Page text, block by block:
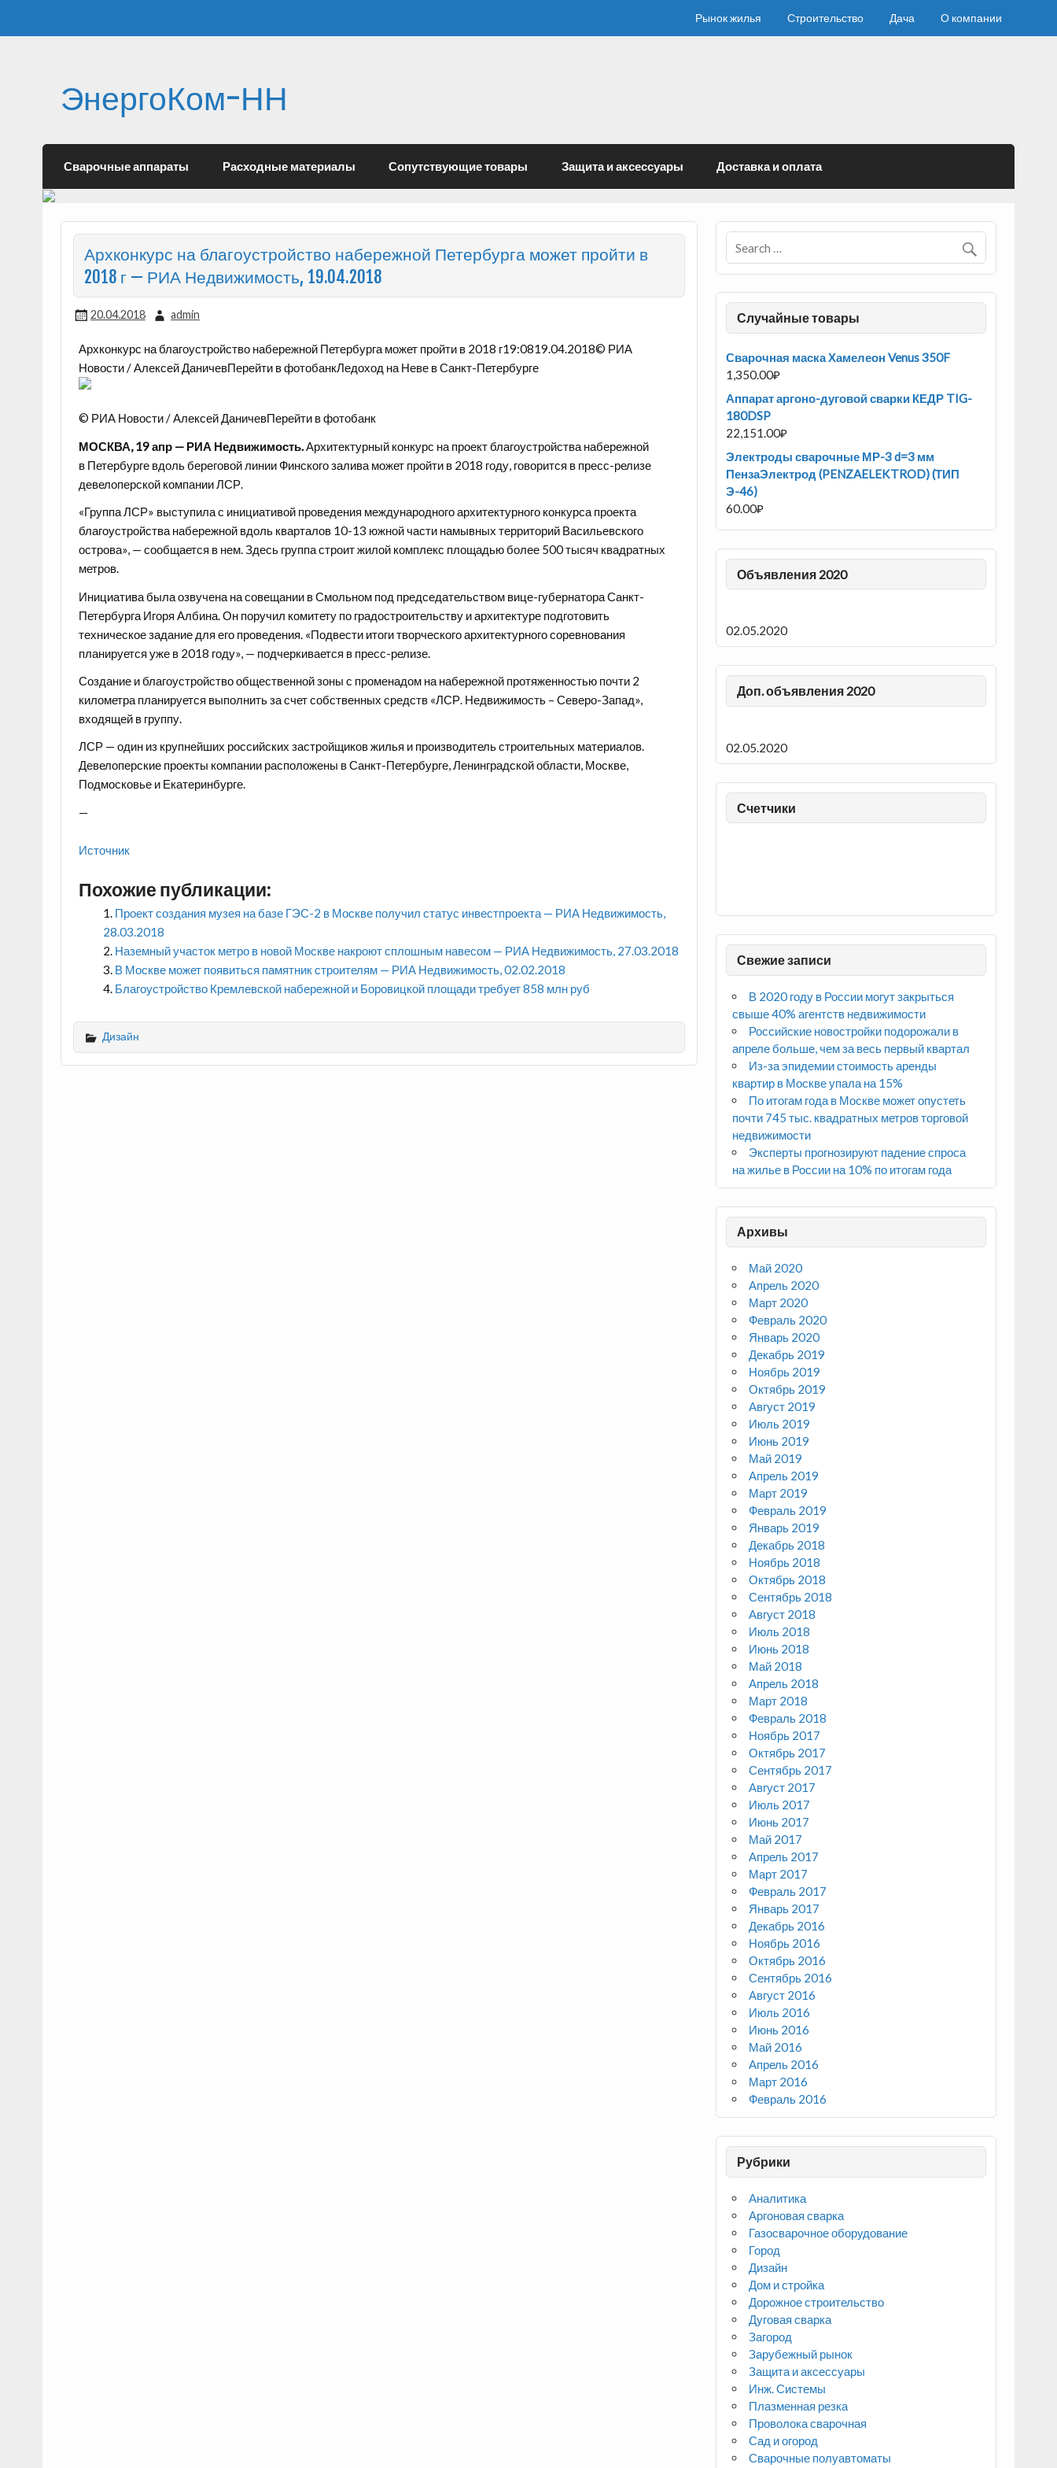
Рынок жилья Строительство Дача О компании
ЭнергоКом-НН
Сварочные аппараты Расходные материалы Сопутствующие товары Защита и аксессуары Доставка и оплата
Архконкурс на благоустройство набережной Петербурга может пройти в
2018 г — РИА Недвижимость, 19.04.2018
20.04.2018 admin
Архконкурс на благоустройство набережной Петербурга может пройти в 2018 г19:0819.04.2018© РИА
Новости / Алексей ДаничевПерейти в фотобанкЛедоход на Неве в Санкт-Петербурге
© РИА Новости / Алексей ДаничевПерейти в фотобанк
МОСКВА, 19 апр — РИА Недвижимость.Архитектурный конкурс на проект благоустройства набережной
в Петербурге вдоль береговой линии Финского залива может пройти в 2018 году, говорится в пресс-релизе
девелоперской компании ЛСР.
«Группа ЛСР» выступила с инициативой проведения международного архитектурного конкурса проекта
благоустройства набережной вдоль кварталов 10-13 южной части намывных территорий Васильевского
острова», — сообщается в нем. Здесь группа строит жилой комплекс площадью более 500 тысяч квадратных
метров.
Инициатива была озвучена на совещании в Смольном под председательством вице-губернатора Санкт-
Петербурга Игоря Албина. Он поручил комитету по градостроительству и архитектуре подготовить
техническое задание для его проведения. «Подвести итоги творческого архитектурного соревнования
планируется уже в 2018 году», — подчеркивается в пресс-релизе.
Создание и благоустройство общественной зоны с променадом на набережной протяженностью почти 2
километра планируется выполнить за счет собственных средств «ЛСР. Недвижимость – Северо-Запад»,
входящей в группу.
ЛСР — один из крупнейших российских застройщиков жилья и производитель строительных материалов.
Девелоперские проекты компании расположены в Санкт-Петербурге, Ленинградской области, Москве,
Подмосковье и Екатеринбурге.
—
Источник
Похожие публикации:
Проект создания музея на базе ГЭС-2 в Москве получил статус инвестпроекта — РИА Недвижимость,
28.03.2018
Наземный участок метро в новой Москве накроют сплошным навесом — РИА Недвижимость, 27.03.2018
В Москве может появиться памятник строителям — РИА Недвижимость, 02.02.2018
Благоустройство Кремлевской набережной и Боровицкой площади требует 858 млн руб
Дизайн
Случайные товары
Сварочная маска Хамелеон Venus 350F
1,350.00₽
Аппарат аргоно-дуговой сварки КЕДР TIG-
180DSP
22,151.00₽
Электроды сварочные МР-3 d=3 мм
ПензаЭлектрод (PENZAELEKTROD) (ТИП
Э-46)
60.00₽
Объявления 2020
02.05.2020
Доп. объявления 2020
02.05.2020
Счетчики
Свежие записи
В 2020 году в России могут закрыться
свыше 40% агентств недвижимости
Российские новостройки подорожали в
апреле больше, чем за весь первый квартал
Из-за эпидемии стоимость аренды
квартир в Москве упала на 15%
По итогам года в Москве может опустеть
почти 745 тыс. квадратных метров торговой
недвижимости
Эксперты прогнозируют падение спроса
на жилье в России на 10% по итогам года
Архивы
Май 2020
Апрель 2020
Март 2020
Февраль 2020
Январь 2020
Декабрь 2019
Ноябрь 2019
Октябрь 2019
Август 2019
Июль 2019
Июнь 2019
Май 2019
Апрель 2019
Март 2019
Февраль 2019
Январь 2019
Декабрь 2018
Ноябрь 2018
Октябрь 2018
Сентябрь 2018
Август 2018
Июль 2018
Июнь 2018
Май 2018
Апрель 2018
Март 2018
Февраль 2018
Ноябрь 2017
Октябрь 2017
Сентябрь 2017
Август 2017
Июль 2017
Июнь 2017
Май 2017
Апрель 2017
Март 2017
Февраль 2017
Январь 2017
Декабрь 2016
Ноябрь 2016
Октябрь 2016
Сентябрь 2016
Август 2016
Июль 2016
Июнь 2016
Май 2016
Апрель 2016
Март 2016
Февраль 2016
Рубрики
Аналитика
Аргоновая сварка
Газосварочное оборудование
Город
Дизайн
Дом и стройка
Дорожное строительство
Дуговая сварка
Загород
Зарубежный рынок
Защита и аксессуары
Инж. Системы
Плазменная резка
Проволока сварочная
Сад и огород
Сварочные полуавтоматы